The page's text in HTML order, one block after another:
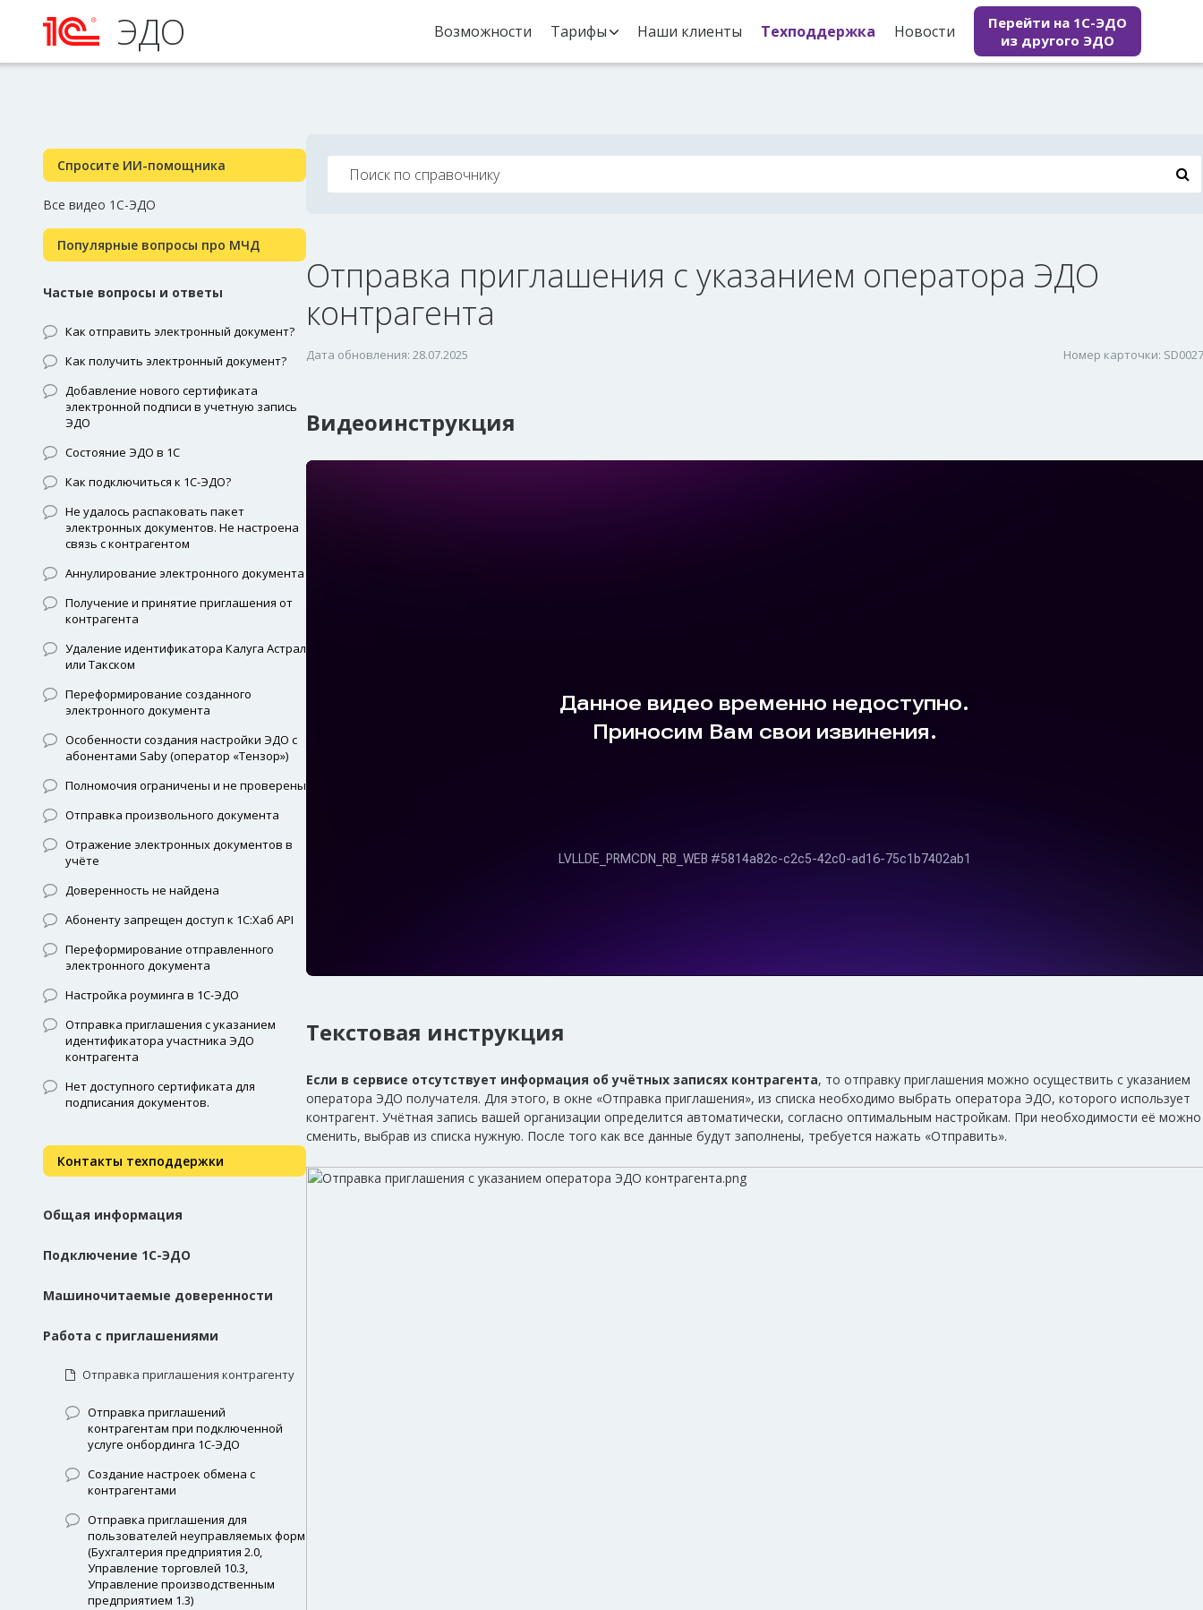
ЭДО Возможности Тарифы Наши клиенты Техподдержка Новости
Перейти на 1С-ЭДО
из другого ЭДО
Спросите ИИ-помощника
Все видео 1С-ЭДО
Популярные вопросы про МЧД
Частые вопросы и ответы
Как отправить электронный документ?
Как получить электронный документ?
Добавление нового сертификата
электронной подписи в учетную запись
ЭДО
Состояние ЭДО в 1С
Как подключиться к 1С-ЭДО?
Не удалось распаковать пакет
электронных документов. Не настроена
связь с контрагентом
Аннулирование электронного документа
Получение и принятие приглашения от
контрагента
Удаление идентификатора Калуга Астрал
или Такском
Переформирование созданного
электронного документа
Особенности создания настройки ЭДО с
абонентами Saby (оператор «Тензор»)
Полномочия ограничены и не проверены
Отправка произвольного документа
Отражение электронных документов в
учёте
Доверенность не найдена
Абоненту запрещен доступ к 1С:Хаб API
Переформирование отправленного
электронного документа
Настройка роуминга в 1С-ЭДО
Отправка приглашения с указанием
идентификатора участника ЭДО
контрагента
Нет доступного сертификата для
подписания документов.
Контакты техподдержки
Общая информация
Подключение 1С-ЭДО
Машиночитаемые доверенности
Работа с приглашениями
Отправка приглашения контрагенту
Отправка приглашений
контрагентам при подключенной
услуге онбординга 1С-ЭДО
Создание настроек обмена с
контрагентами
Отправка приглашения для
пользователей неуправляемых форм
(Бухгалтерия предприятия 2.0,
Управление торговлей 10.3,
Управление производственным
предприятием 1.3)
Отправка приглашения с указанием оператора ЭДО
контрагента
Дата обновления: 28.07.2025 Номер карточки:
Видеоинструкция
Текстовая инструкция
Если в сервисе отсутствует информация об учётных записях контрагента, то отправку приглашения можно осуществить с указанием
оператора ЭДО получателя. Для этого, в окне «Отправка приглашения», из списка необходимо выбрать оператора ЭДО, которого использует
контрагент. Учётная запись вашей организации определится автоматически, согласно оптимальным настройкам. При необходимости её можно
сменить, выбрав из списка нужную. После того как все данные будут заполнены, требуется нажать «Отправить».